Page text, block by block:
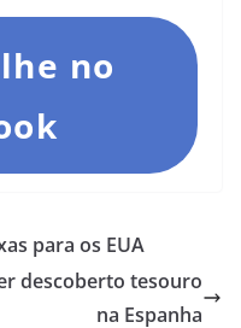
no
para os EUA
descoberto tesouro
na Espanha